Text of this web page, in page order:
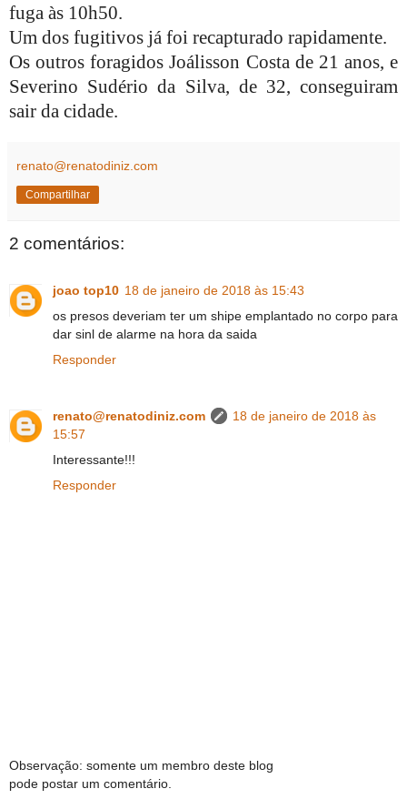
fuga às 10h50.
Um dos fugitivos já foi recapturado rapidamente.
Os outros foragidos Joálisson Costa de 21 anos, e
Severino Sudério da Silva, de 32, conseguiram
sair da cidade.
renato@renatodiniz.com
Compartilhar
2 comentários:
joao top10 18 de janeiro de 2018 às 15:43
os presos deveriam ter um shipe emplantado no corpo para
dar sinl de alarme na hora da saida
Responder
renato@renatodiniz.com
18 de janeiro de 2018 às
15:57
Interessante!!!
Responder
Observação: somente um membro deste blog
pode postar um comentário.